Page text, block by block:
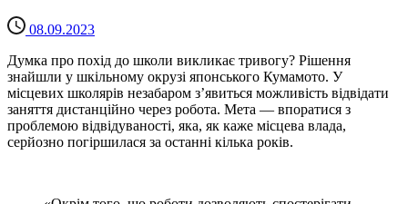
08.09.2023
Думка про похід до школи викликає тривогу? Рішення
знайшли у шкільному окрузі японського Кумамото. У
місцевих школярів незабаром з’явиться можливість відвідати
заняття дистанційно через робота. Мета — впоратися з
проблемою відвідуваності, яка, як каже місцева влада,
серйозно погіршилася за останні кілька років.